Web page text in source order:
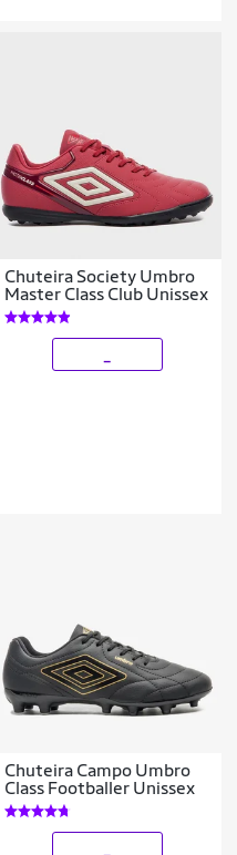
Chuteira Society Umbro
Master Class Club Unissex
Chuteira Campo Umbro
Class Footballer Unissex